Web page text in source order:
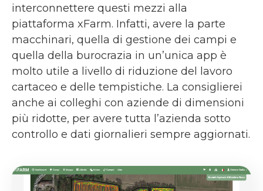
interconnettere questi mezzi alla
piattaforma xFarm. Infatti, avere la parte
macchinari, quella di gestione dei campi e
quella della burocrazia in un’unica app è
molto utile a livello di riduzione del lavoro
cartaceo e delle tempistiche. La consiglierei
anche ai colleghi con aziende di dimensioni
più ridotte, per avere tutta l’azienda sotto
controllo e dati giornalieri sempre aggiornati.